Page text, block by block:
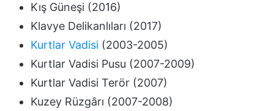
Kış Güneşi (2016)
Klavye Delikanlıları (2017)
Kurtlar Vadisi (2003-2005)
Kurtlar Vadisi Pusu (2007-2009)
Kurtlar Vadisi Terör (2007)
Kuzey Rüzgârı (2007-2008)